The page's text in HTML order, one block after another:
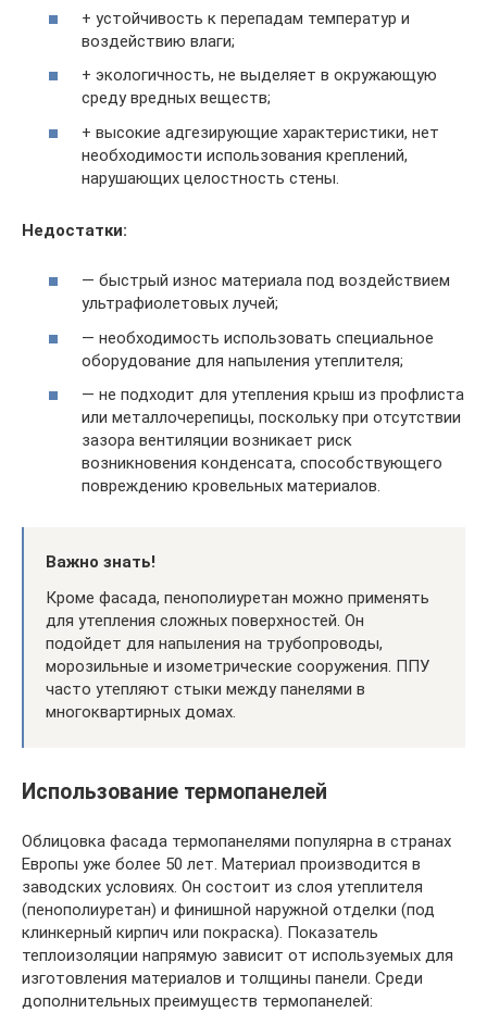
+ устойчивость к перепадам температур и
воздействию влаги;
+ экологичность, не выделяет в окружающую
среду вредных веществ;
+ высокие адгезирующие характеристики, нет
необходимости использования креплений,
нарушающих целостность стены.
Недостатки:
— быстрый износ материала под воздействием
ультрафиолетовых лучей;
— необходимость использовать специальное
оборудование для напыления утеплителя;
— не подходит для утепления крыш из профлиста
или металлочерепицы, поскольку при отсутствии
зазора вентиляции возникает риск
возникновения конденсата, способствующего
повреждению кровельных материалов.
Важно знать!
Кроме фасада, пенополиуретан можно применять
для утепления сложных поверхностей. Он
подойдет для напыления на трубопроводы,
морозильные и изометрические сооружения. ППУ
часто утепляют стыки между панелями в
многоквартирных домах.
Использование термопанелей
Облицовка фасада термопанелями популярна в странах
Европы уже более 50 лет. Материал производится в
заводских условиях. Он состоит из слоя утеплителя
(пенополиуретан) и финишной наружной отделки (под
клинкерный кирпич или покраска). Показатель
теплоизоляции напрямую зависит от используемых для
изготовления материалов и толщины панели. Среди
дополнительных преимуществ термопанелей: